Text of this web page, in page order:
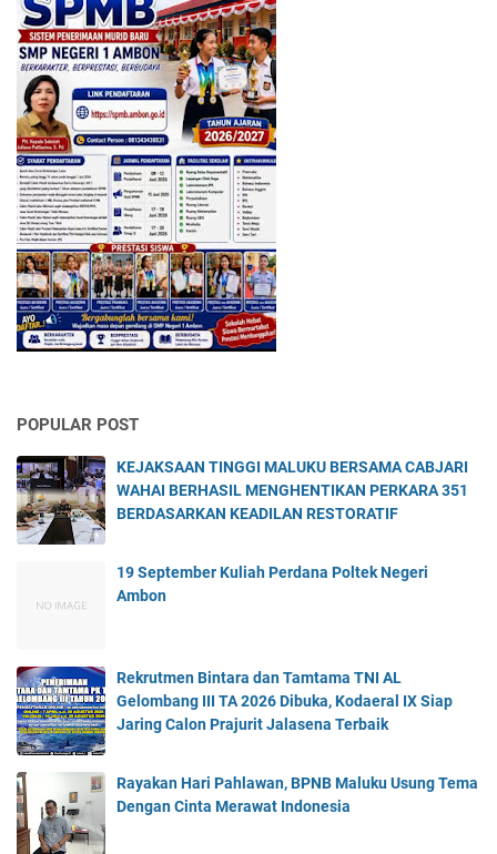
POPULAR POST
KEJAKSAAN TINGGI MALUKU BERSAMA CABJARI
WAHAI BERHASIL MENGHENTIKAN PERKARA 351
BERDASARKAN KEADILAN RESTORATIF
19 September Kuliah Perdana Poltek Negeri
Ambon
Rekrutmen Bintara dan Tamtama TNI AL
Gelombang III TA 2026 Dibuka, Kodaeral IX Siap
Jaring Calon Prajurit Jalasena Terbaik
Rayakan Hari Pahlawan, BPNB Maluku Usung Tema
Dengan Cinta Merawat Indonesia